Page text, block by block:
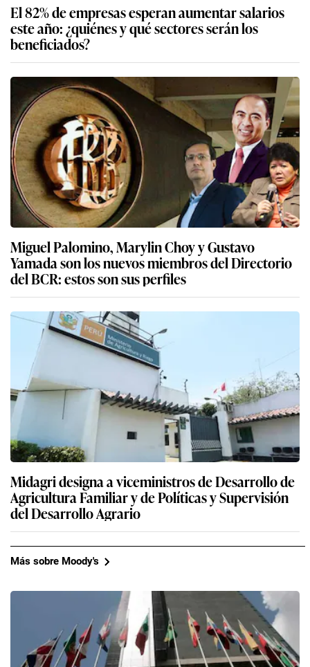
El 82% de empresas esperan aumentar salarios
este año: ¿quiénes y qué sectores serán los
beneficiados?
Miguel Palomino, Marylin Choy y Gustavo
Yamada son los nuevos miembros del Directorio
del BCR: estos son sus perfiles
Midagri designa a viceministros de Desarrollo de
Agricultura Familiar y de Políticas y Supervisión
del Desarrollo Agrario
Más sobre Moody's